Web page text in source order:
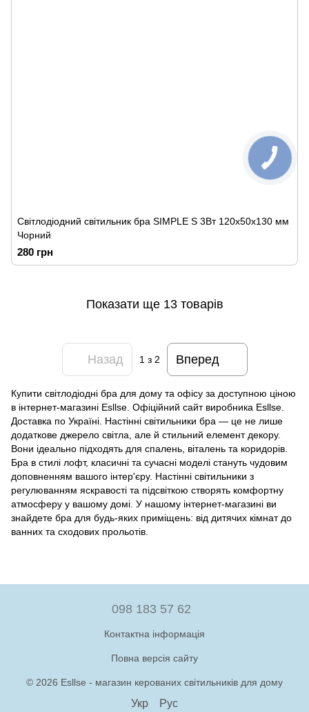
Світлодіодний світильник бра SIMPLE S 3Вт 120x50x130 мм
Чорний
280 грн
Показати ще 13 товарів
Назад 1 з 2 Вперед
Купити світлодіодні бра для дому та офісу за доступною ціною
в інтернет-магазині Esllse. Офіційний сайт виробника Esllse.
Доставка по Україні. Настінні світильники бра — це не лише
додаткове джерело світла, але й стильний елемент декору.
Вони ідеально підходять для спалень, віталень та коридорів.
Бра в стилі лофт, класичні та сучасні моделі стануть чудовим
доповненням вашого інтер'єру. Настінні світильники з
регулюванням яскравості та підсвіткою створять комфортну
атмосферу у вашому домі. У нашому інтернет-магазині ви
знайдете бра для будь-яких приміщень: від дитячих кімнат до
ванних та сходових прольотів.
098 183 57 62
Контактна інформація
Повна версія сайту
© 2026 Esllse - магазин керованих світильників для дому
Укр Рус